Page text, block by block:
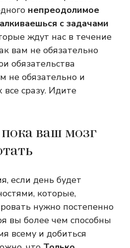
непреодолимое
с задачами
ждут нас в течение
вам не обязательно
обязательства
не обязательно и
сразу. Идите
ваш мозг
если день будет
которые,
нужно постепенно
вы более чем способны
всему и добиться